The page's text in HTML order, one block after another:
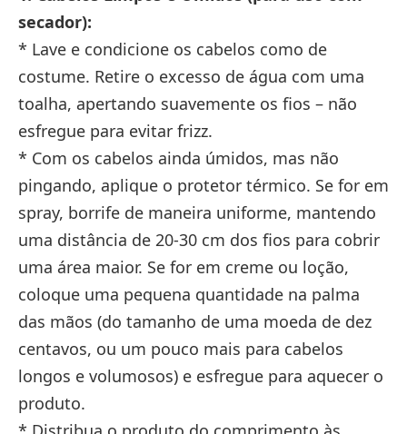
secador):
* Lave e condicione os cabelos como de
costume. Retire o excesso de água com uma
toalha, apertando suavemente os fios – não
esfregue para evitar frizz.
* Com os cabelos ainda úmidos, mas não
pingando, aplique o protetor térmico. Se for em
spray, borrife de maneira uniforme, mantendo
uma distância de 20-30 cm dos fios para cobrir
uma área maior. Se for em creme ou loção,
coloque uma pequena quantidade na palma
das mãos (do tamanho de uma moeda de dez
centavos, ou um pouco mais para cabelos
longos e volumosos) e esfregue para aquecer o
produto.